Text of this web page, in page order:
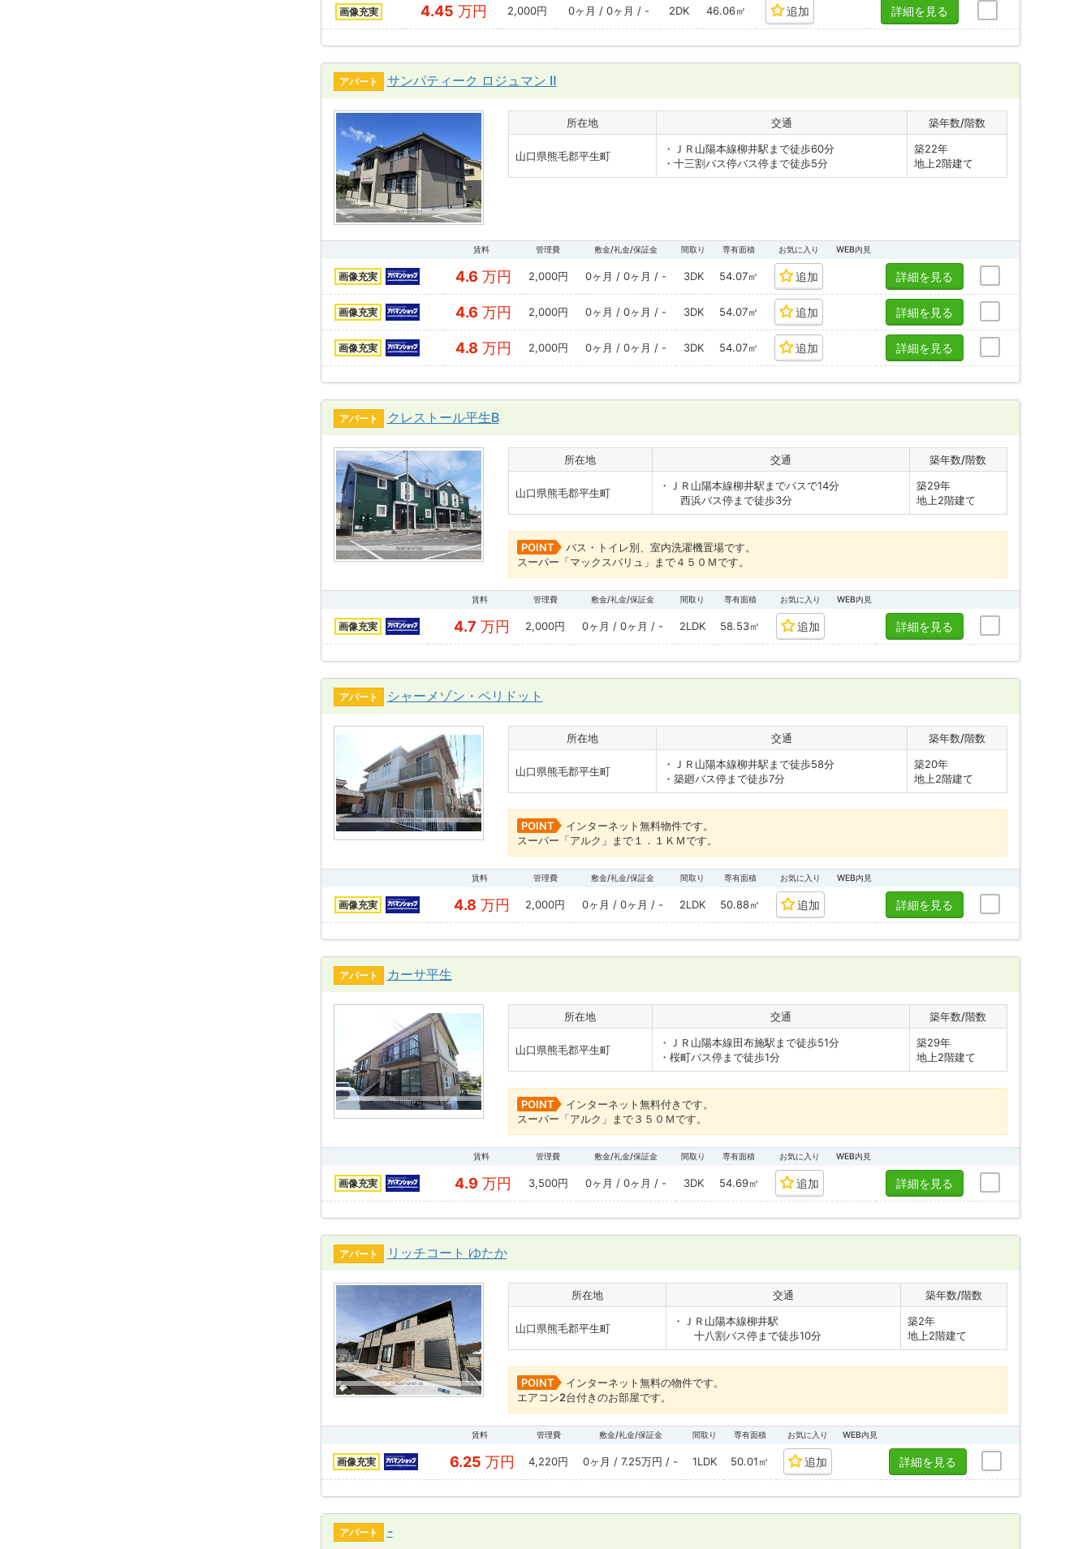
画像充実 4.45 万円 2,000円 0ヶ月 / 0ヶ月 / - 2DK 46.06㎡ 追加 詳細を見る
アパート サンパティーク ロジュマン Ⅱ
所在地 交通 築年数/階数
山口県熊毛郡平生町
・ＪＲ山陽本線柳井駅まで徒歩60分
・十三割バス停バス停まで徒歩5分
築22年
地上2階建て
賃料 管理費 敷金/礼金/保証金 間取り 専有面積 お気に入り WEB内見
画像充実 4.6 万円 2,000円 0ヶ月 / 0ヶ月 / - 3DK 54.07㎡ 追加 詳細を見る
画像充実 4.6 万円 2,000円 0ヶ月 / 0ヶ月 / - 3DK 54.07㎡ 追加 詳細を見る
画像充実 4.8 万円 2,000円 0ヶ月 / 0ヶ月 / - 3DK 54.07㎡ 追加 詳細を見る
アパート クレストール平生B
所在地 交通 築年数/階数
山口県熊毛郡平生町
・ＪＲ山陽本線柳井駅までバスで14分
西浜バス停まで徒歩3分
築29年
地上2階建て
POINT
バス・トイレ別、室内洗濯機置場です。
スーパー「マックスバリュ」まで４５０Ｍです。
賃料 管理費 敷金/礼金/保証金 間取り 専有面積 お気に入り WEB内見
画像充実 4.7 万円 2,000円 0ヶ月 / 0ヶ月 / - 2LDK 58.53㎡ 追加 詳細を見る
アパート シャーメゾン・ペリドット
所在地 交通 築年数/階数
山口県熊毛郡平生町
・ＪＲ山陽本線柳井駅まで徒歩58分
・築廻バス停まで徒歩7分
築20年
地上2階建て
POINT
インターネット無料物件です。
スーパー「アルク」まで１．１ＫＭです。
賃料 管理費 敷金/礼金/保証金 間取り 専有面積 お気に入り WEB内見
画像充実 4.8 万円 2,000円 0ヶ月 / 0ヶ月 / - 2LDK 50.88㎡ 追加 詳細を見る
アパート カーサ平生
所在地 交通 築年数/階数
山口県熊毛郡平生町
・ＪＲ山陽本線田布施駅まで徒歩51分
・桜町バス停まで徒歩1分
築29年
地上2階建て
POINT
インターネット無料付きです。
スーパー「アルク」まで３５０Ｍです。
賃料 管理費 敷金/礼金/保証金 間取り 専有面積 お気に入り WEB内見
画像充実 4.9 万円 3,500円 0ヶ月 / 0ヶ月 / - 3DK 54.69㎡ 追加 詳細を見る
アパート リッチコート ゆたか
所在地 交通 築年数/階数
山口県熊毛郡平生町
・ＪＲ山陽本線柳井駅
十八割バス停まで徒歩10分
築2年
地上2階建て
POINT
インターネット無料の物件です。
エアコン2台付きのお部屋です。
賃料 管理費 敷金/礼金/保証金 間取り 専有面積 お気に入り WEB内見
画像充実 6.25 万円 4,220円 0ヶ月 / 7.25万円 / - 1LDK 50.01㎡ 追加 詳細を見る
アパート -